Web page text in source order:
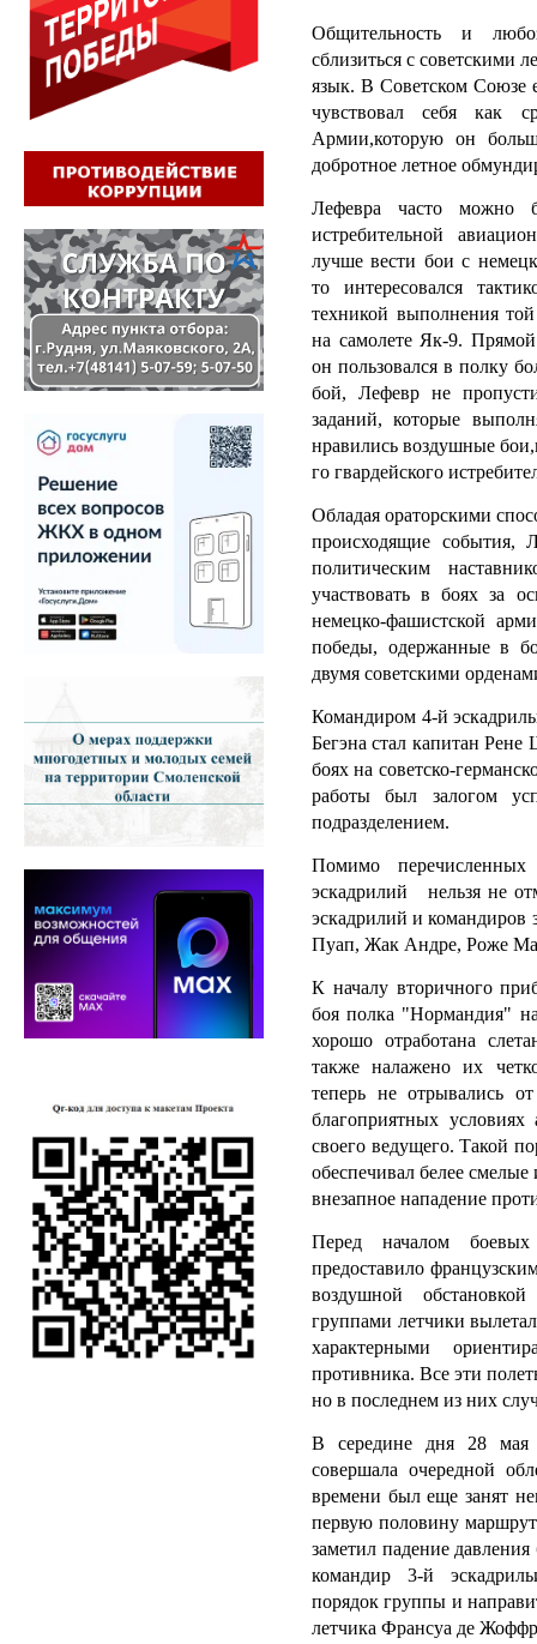
Общительность и
сблизиться с советскими
язык. В Советском Союзе
чувствовал себя как
Армии,которую он
добротное летное
Лефевра часто можно
истребительной
лучше вести бои с
то интересовался
техникой выполнения
на самолете Як-9.
он пользовался в полку
бой, Лефевр не
заданий, которые
нравились воздушные
го гвардейского
Обладая ораторскими
происходящие события,
политическим
участвовать в боях за
немецко-фашистской
победы, одержанные в
двумя советскими
Командиром 4-й
Бегэна стал капитан
боях на советско-
работы был залогом
подразделением.
Помимо
эскадрилий нельзя не
эскадрилий и командиров
Пуап, Жак Андре, Роже
К началу вторичного
боя полка "Нормандия"
хорошо отработана
также налажено их
теперь не отрывались
благоприятных
своего ведущего. Такой
обеспечивал белее
внезапное нападение
Перед началом боевых
предоставило
воздушной
группами летчики
характерными
противника. Все эти
но в последнем из них
В середине дня 28 мая
совершала очередной
времени был еще занят
первую половину
заметил падение
командир 3-й
порядок группы и
летчика Франсуа де